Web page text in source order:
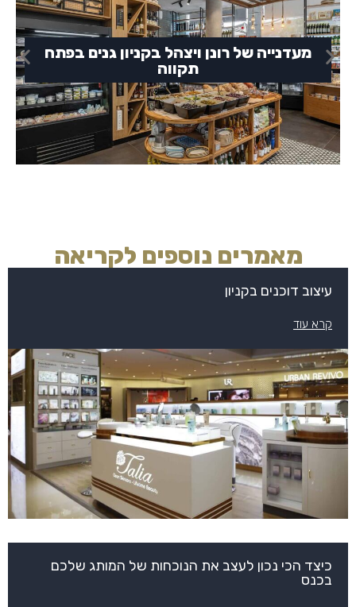
מעדנייה של רונן ויצהל בקניון גנים בפתח
תקווה
מאמרים נוספים לקריאה
עיצוב דוכנים בקניון
קרא עוד
כיצד הכי נכון לעצב את הנוכחות של המותג שלכם
בכנס